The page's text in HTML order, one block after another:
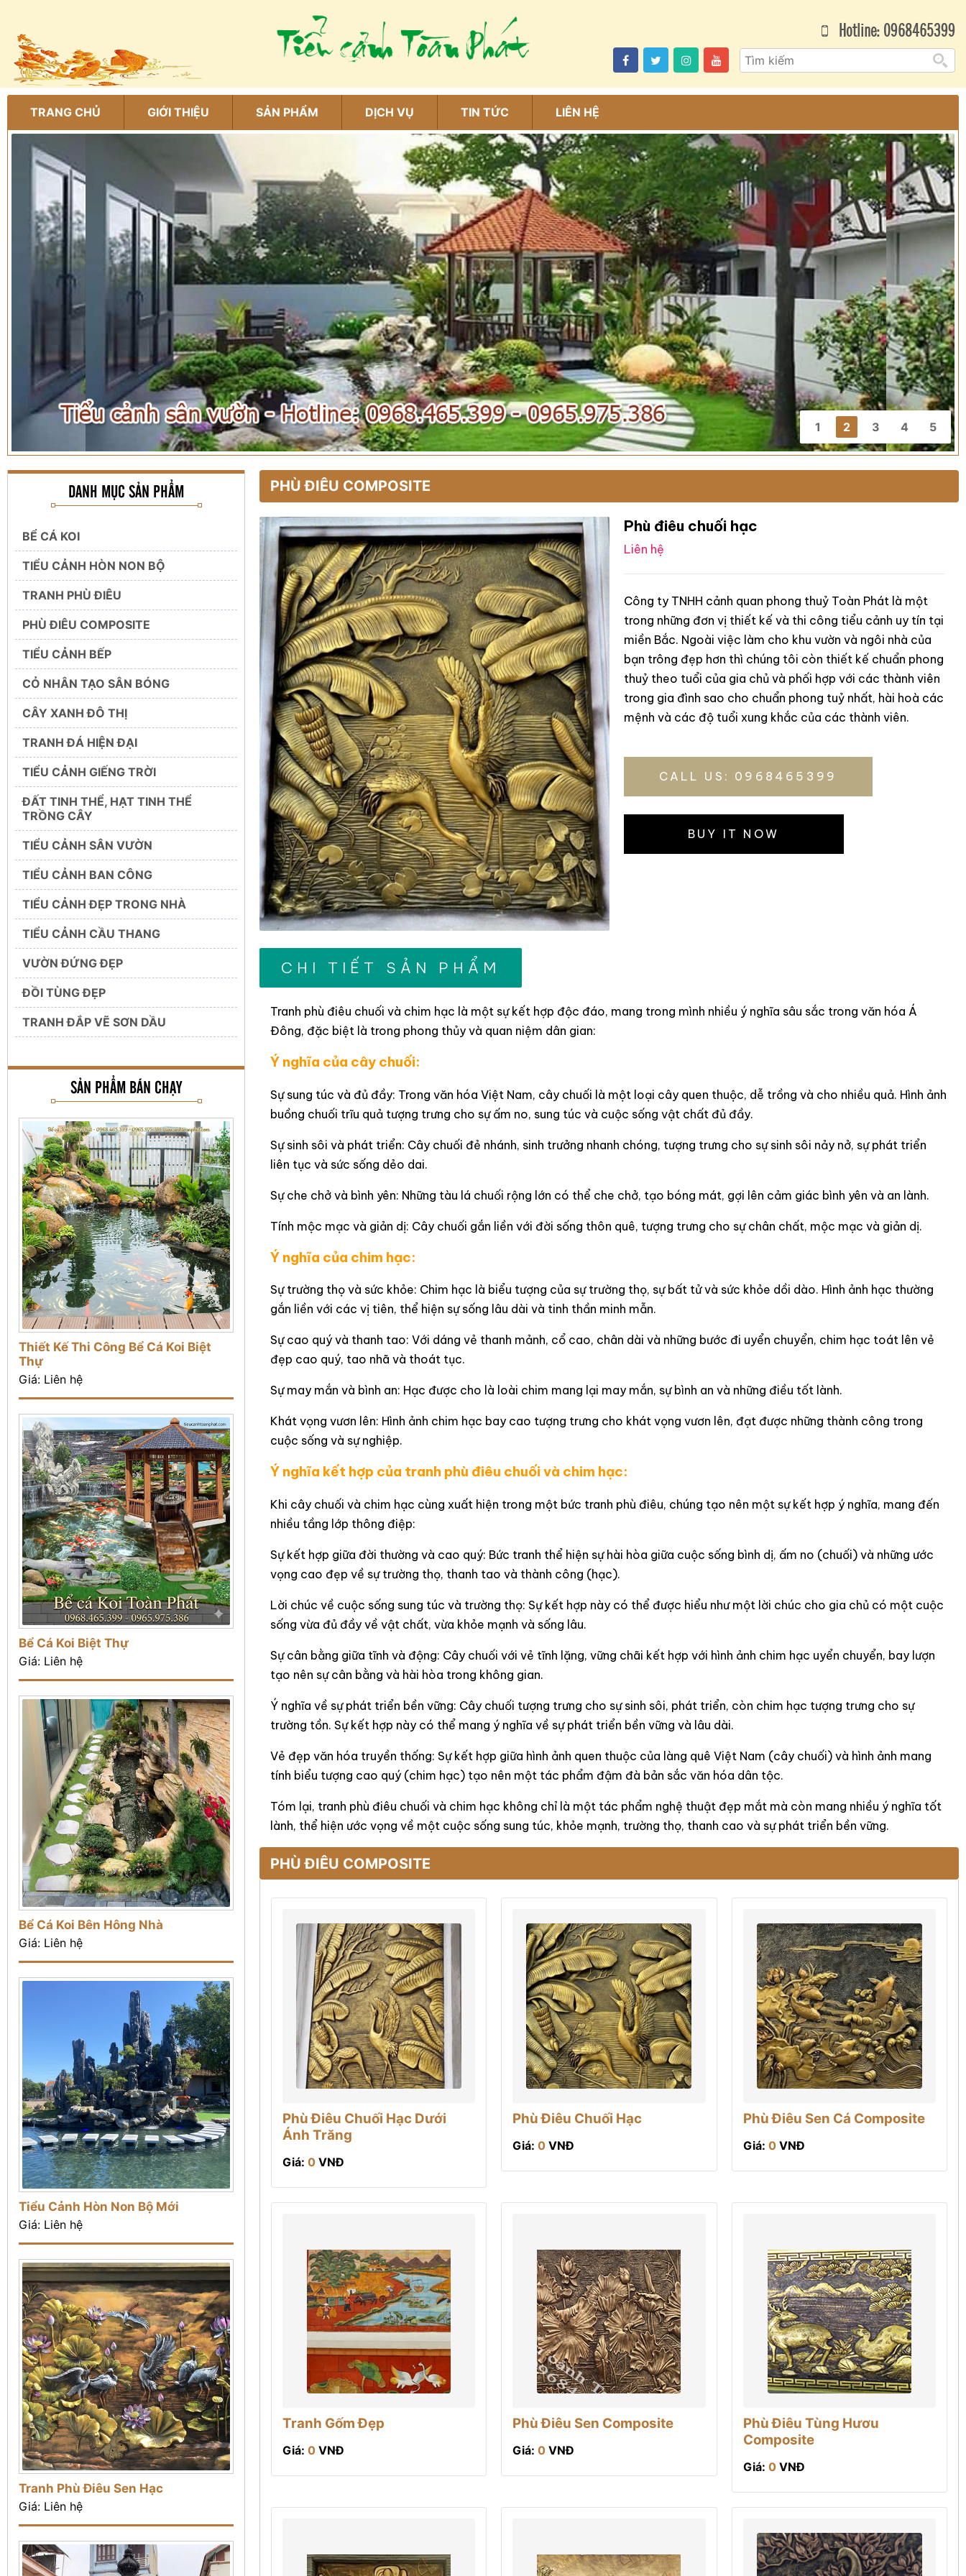
Hotline: 0968465399
TRANG CHỦ GIỚI THIỆU SẢN PHẨM DỊCH VỤ TIN TỨC LIÊN HỆ
1 2 3 4 5
PHÙ ĐIÊU COMPOSITE
Phù điêu chuối hạc
Liên hệ
Công ty TNHH cảnh quan phong thuỷ Toàn Phát là một
trong những đơn vị thiết kế và thi công tiểu cảnh uy tín tại
miền Bắc. Ngoài việc làm cho khu vườn và ngôi nhà của
bạn trông đẹp hơn thì chúng tôi còn thiết kế chuẩn phong
thuỷ theo tuổi của gia chủ và phối hợp với các thành viên
trong gia đình sao cho chuẩn phong tuỷ nhất, hài hoà các
mệnh và các độ tuổi xung khắc của các thành viên.
CALL US: 0968465399
BUY IT NOW
CHI TIẾT SẢN PHẨM
Tranh phù điêu chuối và chim hạc là một sự kết hợp độc đáo, mang trong mình nhiều ý nghĩa sâu sắc trong văn hóa Á
Đông, đặc biệt là trong phong thủy và quan niệm dân gian:
Ý nghĩa của cây chuối:
Sự sung túc và đủ đầy: Trong văn hóa Việt Nam, cây chuối là một loại cây quen thuộc, dễ trồng và cho nhiều quả. Hình ảnh
buồng chuối trĩu quả tượng trưng cho sự ấm no, sung túc và cuộc sống vật chất đủ đầy.
Sự sinh sôi và phát triển: Cây chuối đẻ nhánh, sinh trưởng nhanh chóng, tượng trưng cho sự sinh sôi nảy nở, sự phát triển
liên tục và sức sống dẻo dai.
Sự che chở và bình yên: Những tàu lá chuối rộng lớn có thể che chở, tạo bóng mát, gợi lên cảm giác bình yên và an lành.
Tính mộc mạc và giản dị: Cây chuối gắn liền với đời sống thôn quê, tượng trưng cho sự chân chất, mộc mạc và giản dị.
Ý nghĩa của chim hạc:
Sự trường thọ và sức khỏe: Chim hạc là biểu tượng của sự trường thọ, sự bất tử và sức khỏe dồi dào. Hình ảnh hạc thường
gắn liền với các vị tiên, thể hiện sự sống lâu dài và tinh thần minh mẫn.
Sự cao quý và thanh tao: Với dáng vẻ thanh mảnh, cổ cao, chân dài và những bước đi uyển chuyển, chim hạc toát lên vẻ
đẹp cao quý, tao nhã và thoát tục.
Sự may mắn và bình an: Hạc được cho là loài chim mang lại may mắn, sự bình an và những điều tốt lành.
Khát vọng vươn lên: Hình ảnh chim hạc bay cao tượng trưng cho khát vọng vươn lên, đạt được những thành công trong
cuộc sống và sự nghiệp.
Ý nghĩa kết hợp của tranh phù điêu chuối và chim hạc:
Khi cây chuối và chim hạc cùng xuất hiện trong một bức tranh phù điêu, chúng tạo nên một sự kết hợp ý nghĩa, mang đến
nhiều tầng lớp thông điệp:
Sự kết hợp giữa đời thường và cao quý: Bức tranh thể hiện sự hài hòa giữa cuộc sống bình dị, ấm no (chuối) và những ước
vọng cao đẹp về sự trường thọ, thanh tao và thành công (hạc).
Lời chúc về cuộc sống sung túc và trường thọ: Sự kết hợp này có thể được hiểu như một lời chúc cho gia chủ có một cuộc
sống vừa đủ đầy về vật chất, vừa khỏe mạnh và sống lâu.
Sự cân bằng giữa tĩnh và động: Cây chuối với vẻ tĩnh lặng, vững chãi kết hợp với hình ảnh chim hạc uyển chuyển, bay lượn
tạo nên sự cân bằng và hài hòa trong không gian.
Ý nghĩa về sự phát triển bền vững: Cây chuối tượng trưng cho sự sinh sôi, phát triển, còn chim hạc tượng trưng cho sự
trường tồn. Sự kết hợp này có thể mang ý nghĩa về sự phát triển bền vững và lâu dài.
Vẻ đẹp văn hóa truyền thống: Sự kết hợp giữa hình ảnh quen thuộc của làng quê Việt Nam (cây chuối) và hình ảnh mang
tính biểu tượng cao quý (chim hạc) tạo nên một tác phẩm đậm đà bản sắc văn hóa dân tộc.
Tóm lại, tranh phù điêu chuối và chim hạc không chỉ là một tác phẩm nghệ thuật đẹp mắt mà còn mang nhiều ý nghĩa tốt
lành, thể hiện ước vọng về một cuộc sống sung túc, khỏe mạnh, trường thọ, thanh cao và sự phát triển bền vững.
PHÙ ĐIÊU COMPOSITE
Phù Điêu Chuối Hạc Dưới
Ánh Trăng
Giá: 0 VNĐ
Phù Điêu Chuối Hạc
Giá:0 VNĐ
Phù Điêu Sen Cá Composite
Giá: 0VNĐ
Tranh Gốm Đẹp
Giá: 0 VNĐ
Phù Điêu Sen Composite
Giá:0 VNĐ
Phù Điêu Tùng Hươu
Composite
Giá: 0VNĐ
DANH MỤC SẢN PHẨM
BỂ CÁ KOI
TIỂU CẢNH HÒN NON BỘ
TRANH PHÙ ĐIÊU
PHÙ ĐIÊU COMPOSITE
TIỂU CẢNH BẾP
CỎ NHÂN TẠO SÂN BÓNG
CÂY XANH ĐÔ THỊ
TRANH ĐÁ HIỆN ĐẠI
TIỂU CẢNH GIẾNG TRỜI
ĐẤT TINH THỂ, HẠT TINH THỂ
TRỒNG CÂY
TIỂU CẢNH SÂN VƯỜN
TIỂU CẢNH BAN CÔNG
TIỂU CẢNH ĐẸP TRONG NHÀ
TIỂU CẢNH CẦU THANG
VƯỜN ĐỨNG ĐẸP
ĐỒI TÙNG ĐẸP
TRANH ĐẮP VẼ SƠN DẦU
SẢN PHẨM BÁN CHẠY
Thiết Kế Thi Công Bể Cá Koi Biệt
Thự
Giá: Liên hệ
Bể Cá Koi Biệt Thự
Giá: Liên hệ
Bể Cá Koi Bên Hông Nhà
Giá: Liên hệ
Tiểu Cảnh Hòn Non Bộ Mới
Giá: Liên hệ
Tranh Phù Điêu Sen Hạc
Giá: Liên hệ